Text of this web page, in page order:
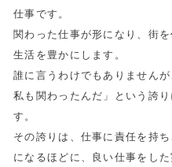
仕事です。
関わった仕事が形になり、街
生活を豊かにします。
誰に言うわけでもありませんが
私も関わったんだ」という誇り
す。
その誇りは、仕事に責任を持
になるほどに、良い仕事をした